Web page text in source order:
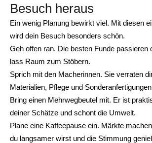
Besuch heraus
Ein wenig Planung bewirkt viel. Mit diesen
wird dein Besuch besonders schön.
Geh offen ran. Die besten Funde passieren
lass Raum zum Stöbern.
Sprich mit den Macherinnen. Sie verraten
Materialien, Pflege und
Bring einen Mehrwegbeutel mit. Er ist
deiner Schätze und schont die Umwelt.
Plane eine Kaffeepause ein. Märkte
du langsamer wirst und die Stimmung